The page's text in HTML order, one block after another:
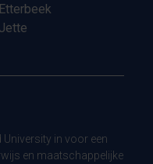
University in voor een
en maatschappelijke